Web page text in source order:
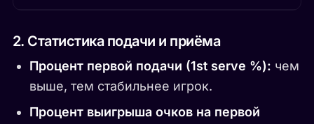
2. Статистика подачи и приёма
Процент первой подачи (1st serve %): чем
выше, тем стабильнее игрок.
Процент выигрыша очков на первой